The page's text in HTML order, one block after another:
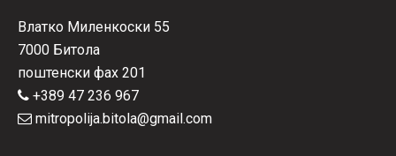
Влатко Миленкоски 55
7000 Битола
поштенски фах 201
+389 47 236 967
mitropolija.bitola@gmail.com